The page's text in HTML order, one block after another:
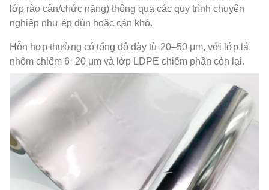
lớp rào cản/chức năng) thông qua các quy trình chuyên
nghiệp như ép đùn hoặc cán khô.
Hỗn hợp thường có tổng độ dày từ 20–50 μm, với lớp lá
nhôm chiếm 6–20 μm và lớp LDPE chiếm phần còn lại.